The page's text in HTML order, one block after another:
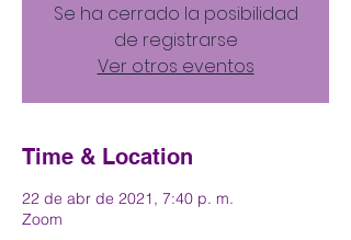
Se ha cerrado la posibilidad
de registrarse
Ver otros eventos
Time & Location
22 de abr de 2021, 7:40 p. m.
Zoom